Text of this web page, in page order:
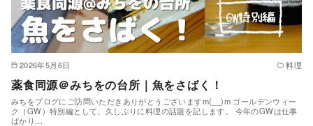
2026年5月6日 料理
薬食同源＠みちをの台所｜魚をさばく！
みちをブログにご訪問いただきありがとうございますm(__)m ゴールデンウィー
ク（GW）特別編として、久しぶりに料理の話題を記します。 今年のGWは仕事
ばかり…